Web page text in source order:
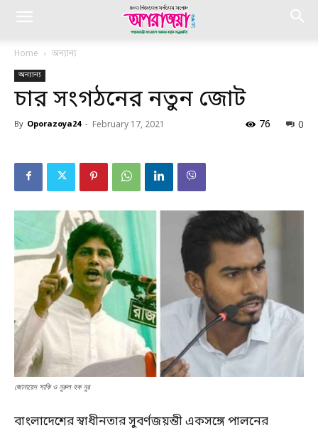
Home অন্যান্য
অন্যান্য
চার সংগঠনের নতুন জোট
By Oporazoya24 - February 17, 2021 0
76
জোনায়েদ সাকি ও নুরুল হক নুর
বাংলাদেশের স্বাধীনতার সুবর্ণজয়ন্তী একসঙ্গে পালনের